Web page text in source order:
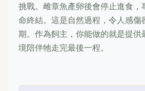
挑戰。雌章魚產卵後會停止進食，
命終結。這是自然過程，令人感傷
期。作為飼主，你能做的就是提供
境陪伴牠走完最後一程。